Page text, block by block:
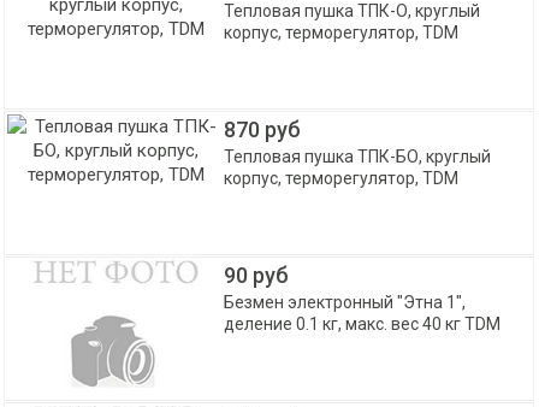
Тепловая пушка ТПК-О, круглый
корпус, терморегулятор, TDM
870 руб
Тепловая пушка ТПК-БО, круглый
корпус, терморегулятор, TDM
90 руб
Безмен электронный "Этна 1",
деление 0.1 кг, макс. вес 40 кг TDM